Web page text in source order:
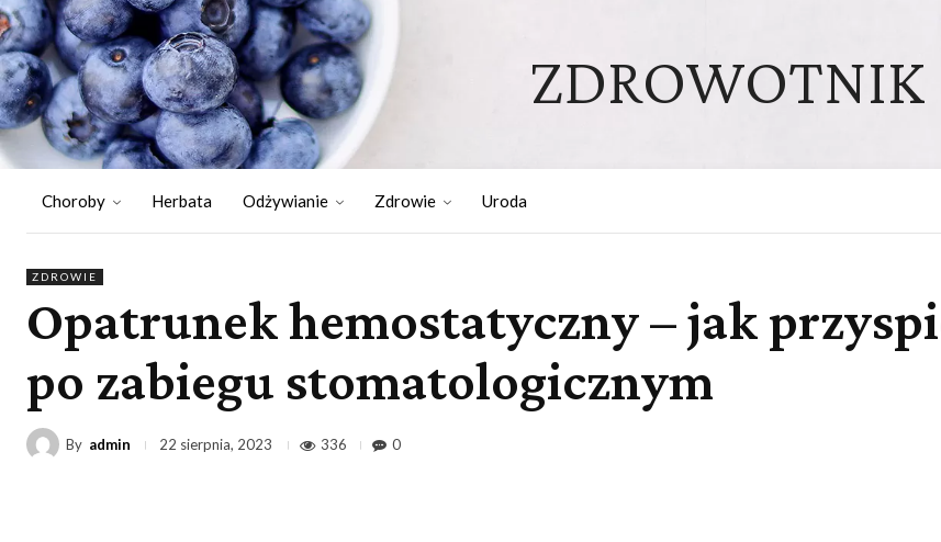
ZDROWOTNIK
Choroby Herbata Odżywianie Zdrowie Uroda
ZDROWIE
Opatrunek hemostatyczny – jak
po zabiegu stomatologicznym
By admin 22 sierpnia, 2023 336 0